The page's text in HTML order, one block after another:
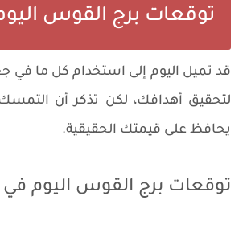
توقعات برج القوس
قد تميل اليوم إلى استخدام كل ما
لتحقيق أهدافك، لكن تذكر أن
يحافظ على قيمتك الحقيقية.
توقعات برج القوس اليوم